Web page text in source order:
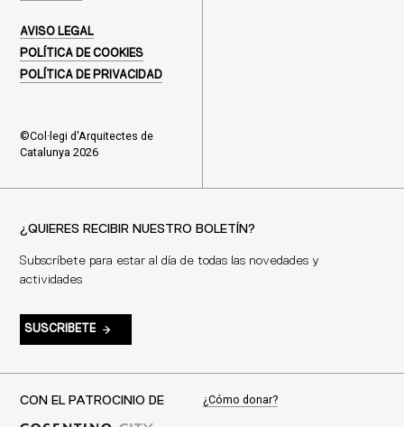
AVISO LEGAL
POLÍTICA DE COOKIES
POLÍTICA DE PRIVACIDAD
©Col·legi d'Arquitectes de
Catalunya 2026
¿QUIERES RECIBIR NUESTRO BOLETÍN?
Subscríbete para estar al día de todas las novedades y
actividades
SUSCRIBETE
CON EL PATROCINIO DE ¿Cómo donar?